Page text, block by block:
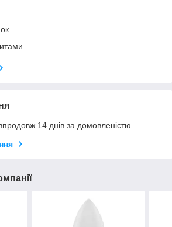
14 днів за домовленістю